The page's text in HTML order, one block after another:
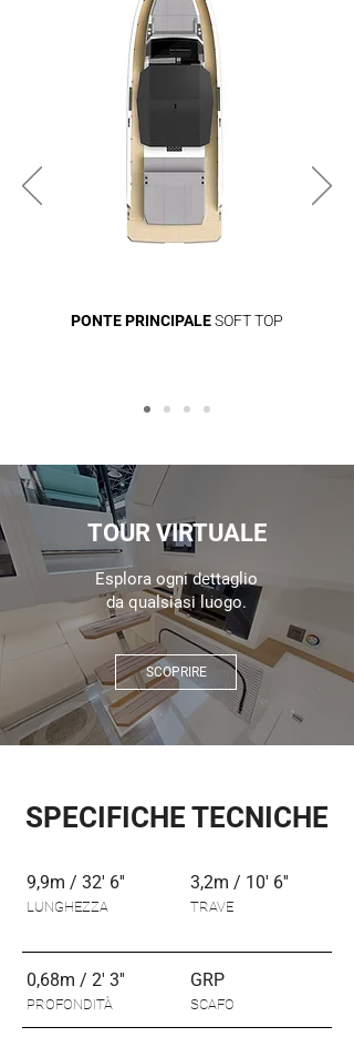
PONTE PRINCIPALESOFT TOP
TOUR VIRTUALE
Esplora ogni dettaglio
da qualsiasi luogo.
SCOPRIRE
SPECIFICHE TECNICHE
9,9m / 32' 6''
LUNGHEZZA
3,2m / 10' 6''
TRAVE
0,68m / 2' 3''
PROFONDITÀ
GRP
SCAFO